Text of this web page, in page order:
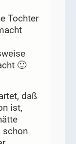
Tochter
🙂
daß
ist,
schon